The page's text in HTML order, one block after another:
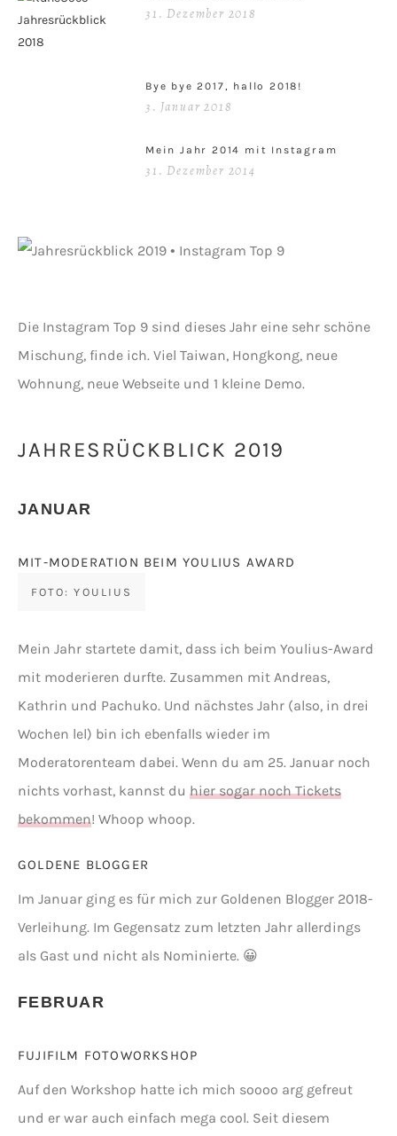
31. Dezember 2018
Bye bye 2017, hallo 2018!
3. Januar 2018
Mein Jahr 2014 mit Instagram
31. Dezember 2014
Die Instagram Top 9 sind dieses Jahr eine sehr schöne
Mischung, finde ich. Viel Taiwan, Hongkong, neue
Wohnung, neue Webseite und 1 kleine Demo.
JAHRESRÜCKBLICK 2019
JANUAR
MIT-MODERATION BEIM YOULIUS AWARD
FOTO:YOULIUS
Mein Jahr startete damit, dass ich beim Youlius-Award
mit moderieren durfte. Zusammen mit Andreas,
Kathrin und Pachuko. Und nächstes Jahr (also, in drei
Wochen lel) bin ich ebenfalls wieder im
Moderatorenteam dabei. Wenn du am 25. Januar noch
nichts vorhast, kannst du hier sogar noch Tickets
bekommen! Whoop whoop.
GOLDENE BLOGGER
Im Januar ging es für mich zur Goldenen Blogger 2018-
Verleihung. Im Gegensatz zum letzten Jahr allerdings
als Gast und nicht als Nominierte. 😀
FEBRUAR
FUJIFILM FOTOWORKSHOP
Auf den Workshop hatte ich mich soooo arg gefreut
und er war auch einfach mega cool. Seit diesem